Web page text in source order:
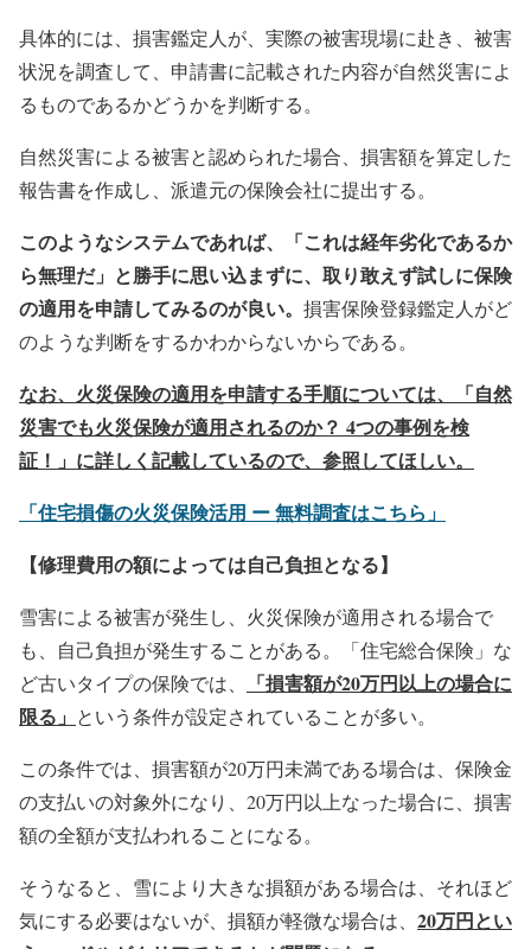
具体的には、損害鑑定人が、実際の被害現場に赴き、被害
状況を調査して、申請書に記載された内容が自然災害によ
るものであるかどうかを判断する。
自然災害による被害と認められた場合、損害額を算定した
報告書を作成し、派遣元の保険会社に提出する。
このようなシステムであれば、「これは経年劣化であるか
ら無理だ」と勝手に思い込まずに、取り敢えず試しに保険
の適用を申請してみるのが良い。 損害保険登録鑑定人がど
のような判断をするかわからないからである。
なお、火災保険の適用を申請する手順については、「自然
災害でも火災保険が適用されるのか？ 4つの事例を検
証！」に詳しく記載しているので、参照してほしい。
「住宅損傷の火災保険活用 ー 無料調査はこちら」
【修理費用の額によっては自己負担となる】
雪害による被害が発生し、火災保険が適用される場合で
も、自己負担が発生することがある。「住宅総合保険」な
ど古いタイプの保険では、
「損害額が20万円以上の場合に
限る」 という条件が設定されていることが多い。
この条件では、損害額が20万円未満である場合は、保険金
の支払いの対象外になり、20万円以上なった場合に、損害
額の全額が支払われることになる。
そうなると、雪により大きな損額がある場合は、それほど
気にする必要はないが、損額が軽微な場合は、 20万円とい